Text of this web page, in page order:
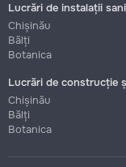
Lucrări de instalații
Chișinău
Bălți
Botanica
Lucrări de construcție
Chișinău
Bălți
Botanica